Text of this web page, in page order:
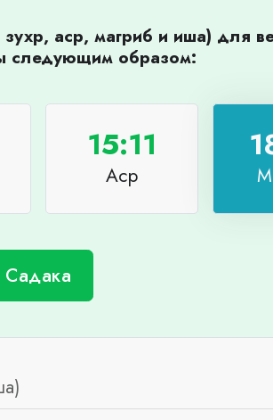
аср, магриб и иша) для
следующим образом:
15:11
Аср
Садака